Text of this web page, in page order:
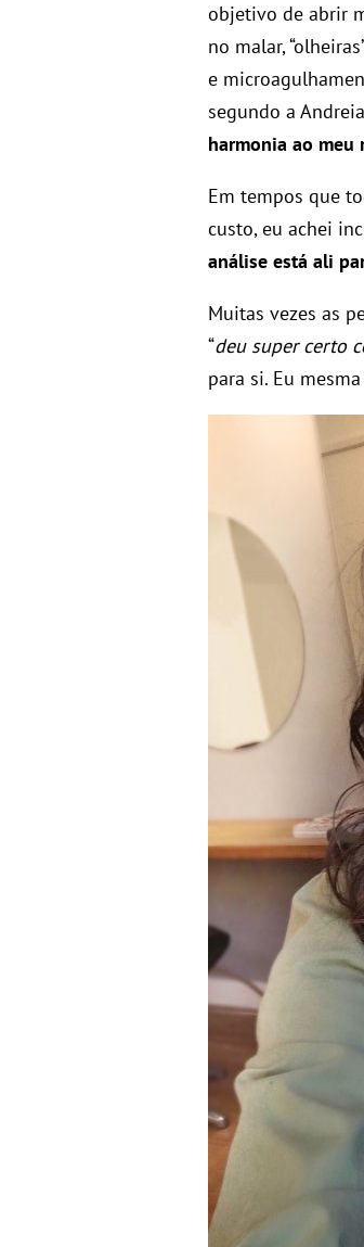
objetivo de abrir
no malar,
e
segundo a Andreia
harmonia ao meu
Em tempos que
custo, eu achei
análise está ali
Muitas vezes as
“deu super certo
para si. Eu